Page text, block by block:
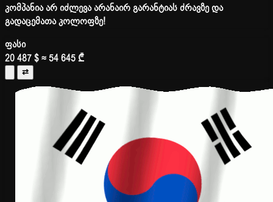
კომპანია არ იძლევა არანაირ გარანტიას ძრავზე და
გადაცემათა კოლოფზე!
ფასი
20 487 $≈ 54 645 ₾
⇄